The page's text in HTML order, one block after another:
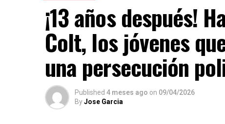
¡13 años después!
Colt, los jóvenes
una persecución
Published 4 meses ago on 09/04/2026
ByJose Garcia